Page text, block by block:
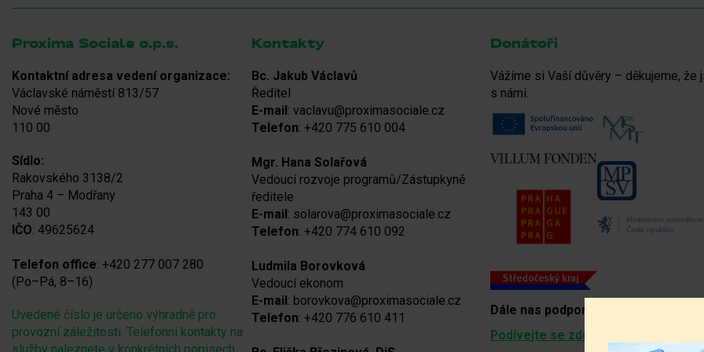
Proxima Sociale o.p.s.
Kontaktní adresa vedení organizace:
Václavské náměstí 813/57
Nové město
110 00
Sídlo:
Rakovského 3138/2
Praha 4 – Modřany
143 00
IČO: 49625624
Telefon office: +420 277 007 280
(Po–Pá, 8–16)
Uvedené číslo je určeno výhradně pro
provozní záležitosti. Telefonní kontakty na
Kontakty
Bc. Jakub Václavů
Ředitel
E-mail: vaclavu@proximasociale.cz
Telefon: +420 775 610 004
Mgr. Hana Solařová
Vedoucí rozvoje programů/Zástupkyně
ředitele
E-mail: solarova@proximasociale.cz
Telefon: +420 774 610 092
Ludmila Borovková
Vedoucí ekonom
E-mail: borovkova@proximasociale.cz
Telefon: +420 776 610 411
Donátoři
Vážíme si Vaší důvěry – děkujeme, že
s námi.
Dále nas podporují
Podívejte se zde